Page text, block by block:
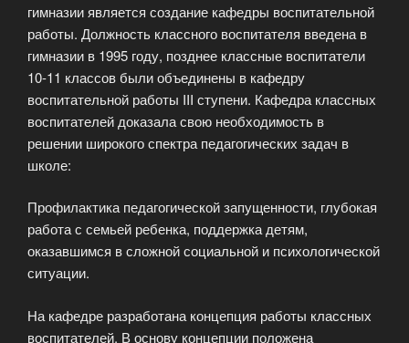
гимназии является создание кафедры воспитательной
работы. Должность классного воспитателя введена в
гимназии в 1995 году, позднее классные воспитатели
10-11 классов были объединены в кафедру
воспитательной работы III ступени. Кафедра классных
воспитателей доказала свою необходимость в
решении широкого спектра педагогических задач в
школе:
Профилактика педагогической запущенности, глубокая
работа с семьей ребенка, поддержка детям,
оказавшимся в сложной социальной и психологической
ситуации.
На кафедре разработана концепция работы классных
воспитателей. В основу концепции положена